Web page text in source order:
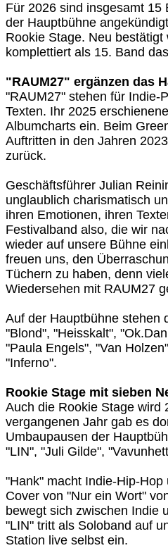
Für 2026 sind insgesamt
der Hauptbühne
Rookie Stage. Neu
komplettiert als 15. Band
"RAUM27" ergänzen das
"RAUM27" stehen für Indie-
Texten. Ihr 2025
Albumcharts ein. Beim
Auftritten in den Jahren
zurück.
Geschäftsführer Julian
unglaublich charismatisch
ihren Emotionen, ihren
Festivalband also, die wir
wieder auf unsere Bühne
freuen uns, den
Tüchern zu haben, denn
Wiedersehen mit RAUM27
Auf der Hauptbühne stehen
"Blond", "Heisskalt",
"Paula Engels", "Van
"Inferno".
Rookie Stage mit sieben
Auch die Rookie Stage wird
vergangenen Jahr gab es
Umbaupausen der
"LIN", "Juli Gilde",
"Hank" macht Indie-Hip-
Cover von "Nur ein Wort"
bewegt sich zwischen Indie
"LIN" tritt als Soloband auf
Station live selbst ein.